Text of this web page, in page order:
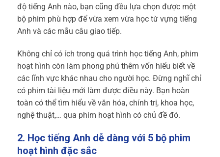
độ tiếng Anh nào, bạn cũng đều lựa chọn được một
bộ phim phù hợp để vừa xem vừa học từ vựng tiếng
Anh và các mẫu câu giao tiếp.
Không chỉ có ích trong quá trình học tiếng Anh, phim
hoạt hình còn làm phong phú thêm vốn hiểu biết về
các lĩnh vực khác nhau cho người học. Đừng nghĩ chỉ
có phim tài liệu mới làm được điều này. Bạn hoàn
toàn có thể tìm hiểu về văn hóa, chính trị, khoa học,
nghệ thuật,… qua phim hoạt hình có chủ đề đó.
2. Học tiếng Anh dễ dàng với 5 bộ phim
hoạt hình đặc sắc